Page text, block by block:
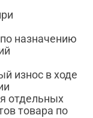
назначению
износ в ходе
отдельных
товара по